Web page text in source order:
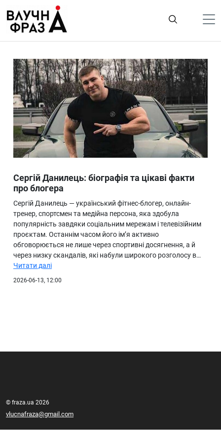
содержимому
Гроші
Життя
Лайфстайл
ТехноНаука
Людина
Ukraine
Про нас
Сергій Данилець: біографія та цікаві факти
про блогера
Сергій Данилець — український фітнес-блогер, онлайн-
тренер, спортсмен та медійна персона, яка здобула
популярність завдяки соціальним мережам і телевізійним
проєктам. Останнім часом його ім’я активно
обговорюється не лише через спортивні досягнення, а й
через низку скандалів, які набули широкого розголосу в…
Читати далі
2026-06-13, 12:00
© fraza.ua 2026
vlucnafraza@gmail.com